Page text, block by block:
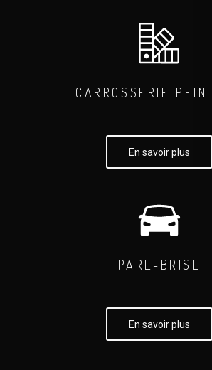
CARROSSERIE
En savoir plus
PARE-BRISE
En savoir plus